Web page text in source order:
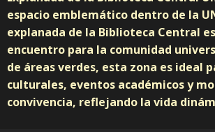
espacio emblemático dentro de la
explanada de la Biblioteca Central
encuentro para la comunidad
de áreas verdes, esta zona es ideal
culturales, eventos académicos y
convivencia, reflejando la vida